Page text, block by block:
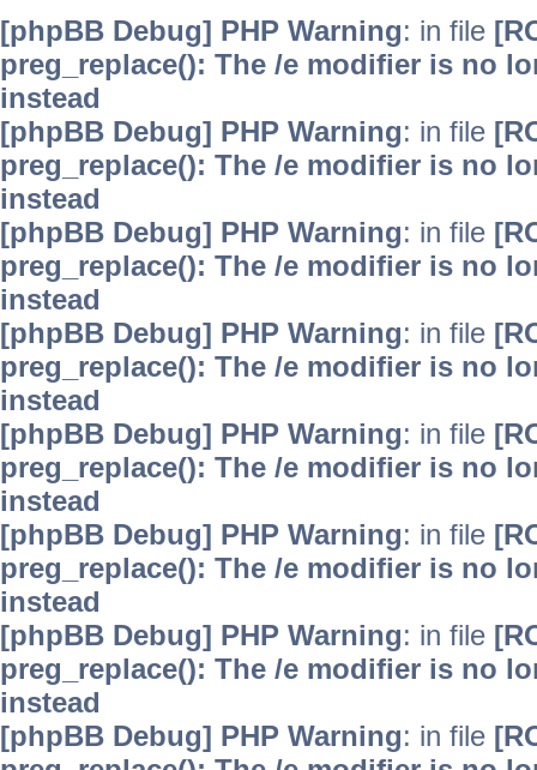
[phpBB Debug] PHP Warning: in file
preg_replace(): The /e modifier is no
instead
[phpBB Debug] PHP Warning: in file
preg_replace(): The /e modifier is no
instead
[phpBB Debug] PHP Warning: in file
preg_replace(): The /e modifier is no
instead
[phpBB Debug] PHP Warning: in file
preg_replace(): The /e modifier is no
instead
[phpBB Debug] PHP Warning: in file
preg_replace(): The /e modifier is no
instead
[phpBB Debug] PHP Warning: in file
preg_replace(): The /e modifier is no
instead
[phpBB Debug] PHP Warning: in file
preg_replace(): The /e modifier is no
instead
[phpBB Debug] PHP Warning: in file